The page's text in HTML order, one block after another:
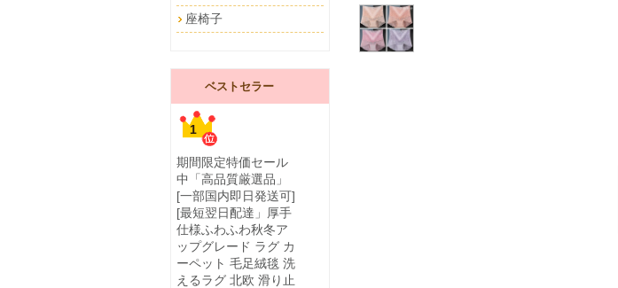
座椅子
ベストセラー
1
期間限定特価セール
中「高品質厳選品」
[一部国内即日発送可]
[最短翌日配達」厚手
仕様ふわふわ秋冬ア
ップグレード ラグ カ
ーペット 毛足絨毯 洗
えるラグ 北欧 滑り止